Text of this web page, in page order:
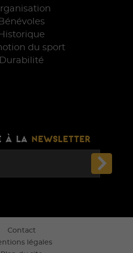
Bénévoles
Historique
du sport
Durabilité
À LA NEWSLETTER
Contact
légales